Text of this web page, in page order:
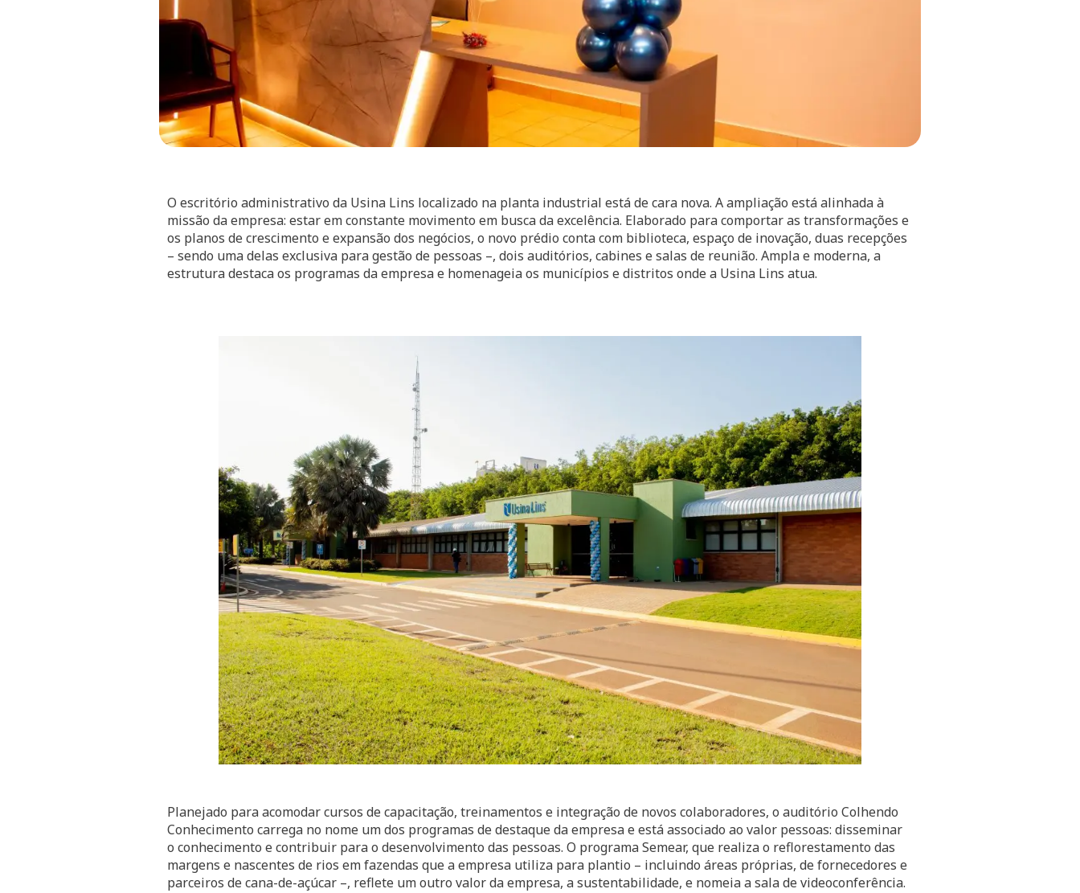
O escritório administrativo da Usina Lins localizado na planta industrial está de cara nova. A ampliação está alinhada à
missão da empresa: estar em constante movimento em busca da excelência. Elaborado para comportar as transformações e
os planos de crescimento e expansão dos negócios, o novo prédio conta com biblioteca, espaço de inovação, duas recepções
– sendo uma delas exclusiva para gestão de pessoas –, dois auditórios, cabines e salas de reunião. Ampla e moderna, a
estrutura destaca os programas da empresa e homenageia os municípios e distritos onde a Usina Lins atua.
Planejado para acomodar cursos de capacitação, treinamentos e integração de novos colaboradores, o auditório Colhendo
Conhecimento carrega no nome um dos programas de destaque da empresa e está associado ao valor pessoas: disseminar
o conhecimento e contribuir para o desenvolvimento das pessoas. O programa Semear, que realiza o reflorestamento das
margens e nascentes de rios em fazendas que a empresa utiliza para plantio – incluindo áreas próprias, de fornecedores e
parceiros de cana-de-açúcar –, reflete um outro valor da empresa, a sustentabilidade, e nomeia a sala de videoconferência.